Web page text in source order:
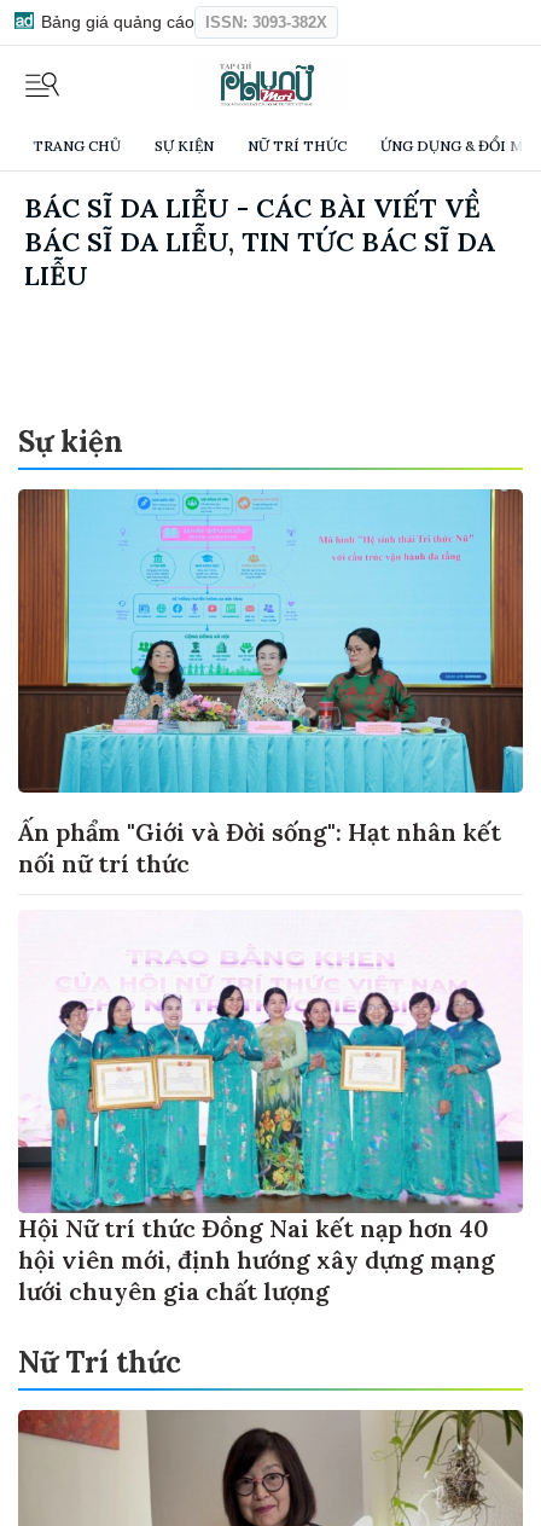
Bảng giá quảng cáo ISSN: 3093-382X
TRANG CHỦ SỰ KIỆN NỮ TRÍ THỨC ỨNG DỤNG & ĐỔI
BÁC SĨ DA LIỄU - CÁC BÀI VIẾT VỀ
BÁC SĨ DA LIỄU, TIN TỨC BÁC SĨ DA
LIỄU
Sự kiện
Ấn phẩm "Giới và Đời sống": Hạt nhân kết
nối nữ trí thức
Hội Nữ trí thức Đồng Nai kết nạp hơn 40
hội viên mới, định hướng xây dựng mạng
lưới chuyên gia chất lượng
Nữ Trí thức